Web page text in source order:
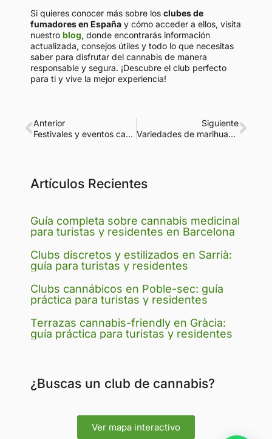
Si quieres conocer más sobre los clubes de
fumadores en España y cómo acceder a ellos, visita
nuestro blog, donde encontrarás información
actualizada, consejos útiles y todo lo que necesitas
saber para disfrutar del cannabis de manera
responsable y segura. ¡Descubre el club perfecto
para ti y vive la mejor experiencia!
Anterior
Festivales y eventos cannábicos en Barcelona que no te puedes perder en 2025
Siguiente
Variedades de marihuana que ayudan a meditar
Artículos Recientes
Guía completa sobre cannabis medicinal
para turistas y residentes en Barcelona
Clubs discretos y estilizados en Sarrià:
guía para turistas y residentes
Clubs cannábicos en Poble-sec: guía
práctica para turistas y residentes
Terrazas cannabis-friendly en Gràcia:
guía práctica para turistas y residentes
¿Buscas un club de cannabis?
Ver mapa interactivo